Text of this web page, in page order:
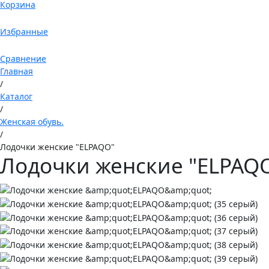
Корзина
Избранные
Сравнение
Главная
/
Каталог
/
Женская обувь.
/
Лодочки женские "ELPAQO"
Лодочки женские